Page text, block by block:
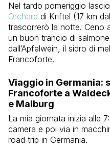
Nel tardo pomeriggio
Orchard di Kriftel (17 km
trascorrerò la notte. Ceno
un buon trancio di
dall’Apfelwein, il sidro di
Francoforte.
Viaggio in Germania:
Francoforte a
e Malburg
La mia giornata inizia alle
camera e poi via in
road trip in Germania.